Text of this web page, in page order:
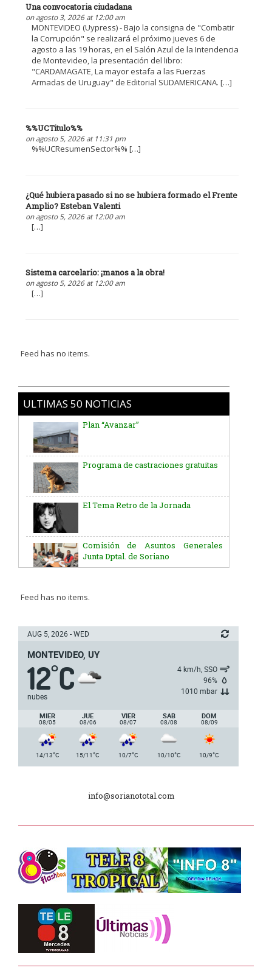
Una convocatoria ciudadana
on agosto 3, 2026 at 12:00 am
MONTEVIDEO (Uypress) - Bajo la consigna de "Combatir
la Corrupción" se realizará el próximo jueves 6 de
agosto a las 19 horas, en el Salón Azul de la Intendencia
de Montevideo, la presentación del libro:
"CARDAMAGATE, La mayor estafa a las Fuerzas
Armadas de Uruguay" de Editorial SUDAMERICANA. […]
%%UCTitulo%%
on agosto 5, 2026 at 11:31 pm
%%UCResumenSector%% […]
¿Qué hubiera pasado si no se hubiera formado el Frente
Amplio? Esteban Valenti
on agosto 5, 2026 at 12:00 am
[…]
Sistema carcelario: ¡manos a la obra!
on agosto 5, 2026 at 12:00 am
[…]
Feed has no items.
ULTIMAS 50 NOTICIAS
Plan “Avanzar”
Programa de castraciones gratuitas
El Tema Retro de la Jornada
Comisión de Asuntos Generales
Junta Dptal. de Soriano
Junta Dptal. de Soriano
nacionales de AUVO
Delegación de la Embajada de Japón
Dpto. de Higiene de la Intendencia.
Tele 8 Tropical – bloque 02
Feed has no items.
AUG 5, 2026 - WED
MONTEVIDEO, UY
12°C
nubes
4 km/h, SSO
96%
1010 mbar
MIER
08/05
JUE
08/06
VIER
08/07
SAB
08/08
DOM
08/09
14/13°C 15/11°C 10/7°C 10/10°C 10/9°C
info@sorianototal.com